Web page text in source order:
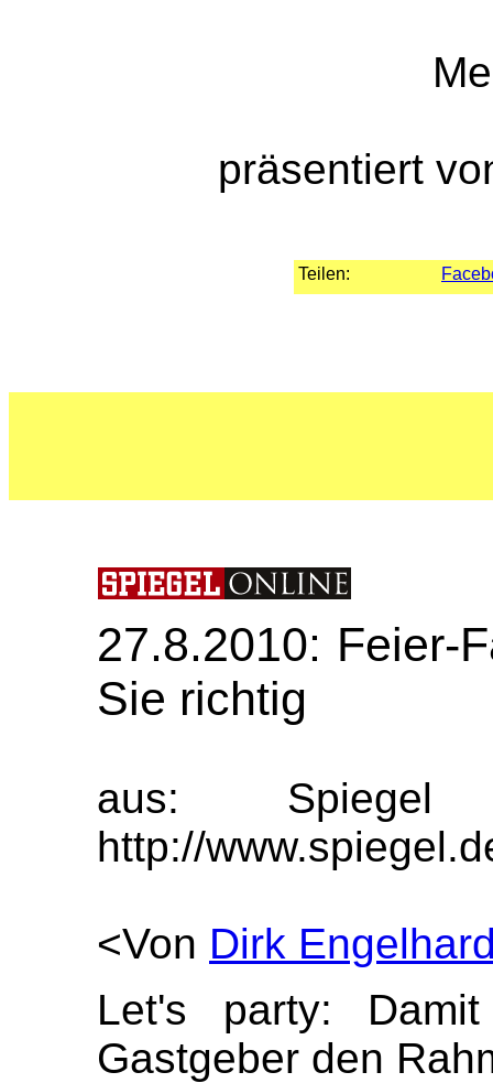
präsentiert
Teilen:
27.8.2010: Feier-
Sie richtig
aus: Spiegel
http://
<Von Dirk
Let's party:
Gastgeber den